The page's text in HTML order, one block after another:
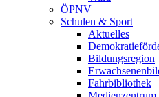
ÖPNV
Schulen & Sport
Aktuelles
Bildungsregion
Fahrbibliothek